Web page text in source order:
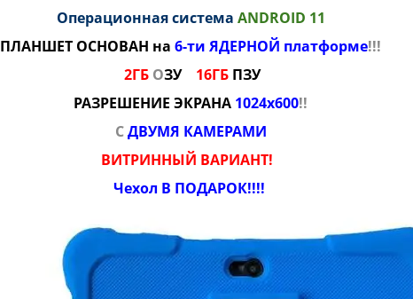
Операционная система ANDROID 11
ПЛАНШЕТ ОСНОВАН на 6-ти ЯДЕРНОЙ платформе!!!
2ГБ ОЗУ 16ГБ ПЗУ
РАЗРЕШЕНИЕ ЭКРАНА 1024x600!!
С ДВУМЯ КАМЕРАМИ
ВИТРИННЫЙ ВАРИАНТ!
Чехол В ПОДАРОК!!!!